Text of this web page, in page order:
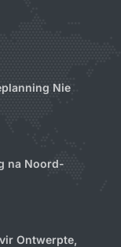
Nie
na Noord-
Ontwerpte,